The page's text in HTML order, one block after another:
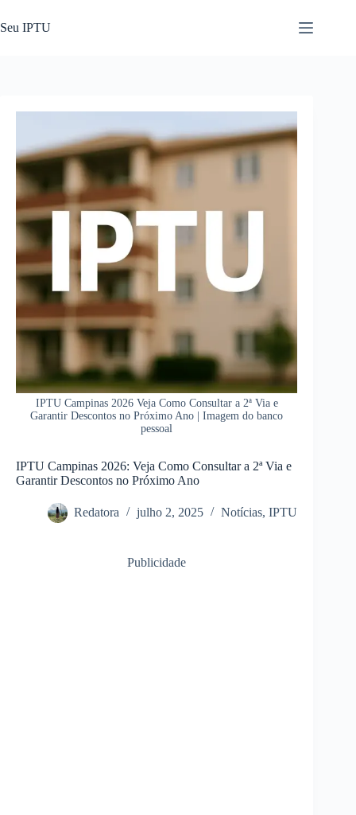
para
o
Seu IPTU
IPTU Campinas 2026 Veja Como Consultar a 2ª Via e
Garantir Descontos no Próximo Ano | Imagem do banco
pessoal
IPTU Campinas 2026: Veja Como Consultar a 2ª Via e
Garantir Descontos no Próximo Ano
Redatora julho 2, 2025 Notícias, IPTU
Publicidade